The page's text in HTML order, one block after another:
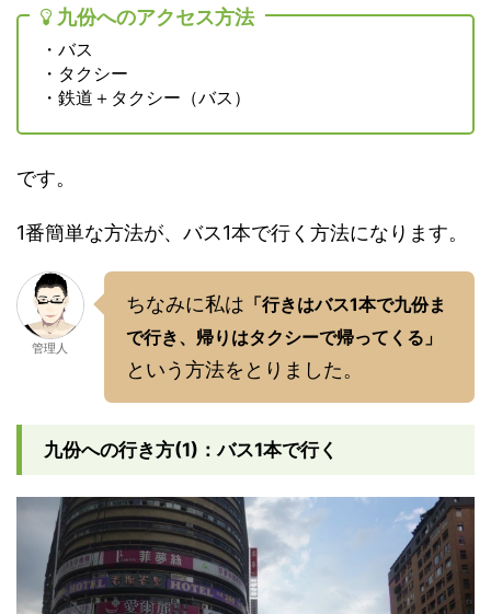
九份へのアクセス方法
・バス
・タクシー
・鉄道＋タクシー（バス）
です。
1番簡単な方法が、バス1本で行く方法になります。
管理人
ちなみに私は 「行きはバス1本で九份ま
で行き、帰りはタクシーで帰ってくる」
という方法をとりました。
九份への行き方(1)：バス1本で行く